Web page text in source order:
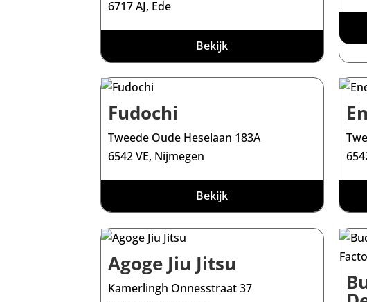
6717 AJ, Ede
Bekijk
Fudochi
Tweede Oude Heselaan 183A
6542 VE, Nijmegen
Bekijk
Agoge Jiu Jitsu
Kamerlingh Onnesstraat 37